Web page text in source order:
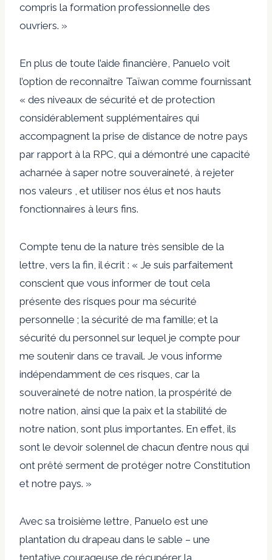
compris la formation professionnelle des
ouvriers. »
En plus de toute l’aide financière, Panuelo voit
l’option de reconnaître Taïwan comme fournissant
« des niveaux de sécurité et de protection
considérablement supplémentaires qui
accompagnent la prise de distance de notre pays
par rapport à la RPC, qui a démontré une capacité
acharnée à saper notre souveraineté, à rejeter
nos valeurs , et utiliser nos élus et nos hauts
fonctionnaires à leurs fins.
Compte tenu de la nature très sensible de la
lettre, vers la fin, il écrit : « Je suis parfaitement
conscient que vous informer de tout cela
présente des risques pour ma sécurité
personnelle ; la sécurité de ma famille; et la
sécurité du personnel sur lequel je compte pour
me soutenir dans ce travail. Je vous informe
indépendamment de ces risques, car la
souveraineté de notre nation, la prospérité de
notre nation, ainsi que la paix et la stabilité de
notre nation, sont plus importantes. En effet, ils
sont le devoir solennel de chacun d’entre nous qui
ont prêté serment de protéger notre Constitution
et notre pays. »
Avec sa troisième lettre, Panuelo est une
plantation du drapeau dans le sable – une
tentative courageuse de récupérer la